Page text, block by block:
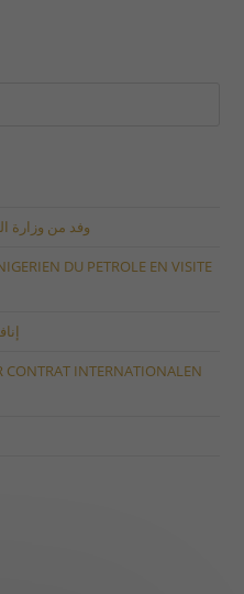
وفد من وزارة
DU PETROLE EN VISITE
CONTRAT INTERNATIONALEN